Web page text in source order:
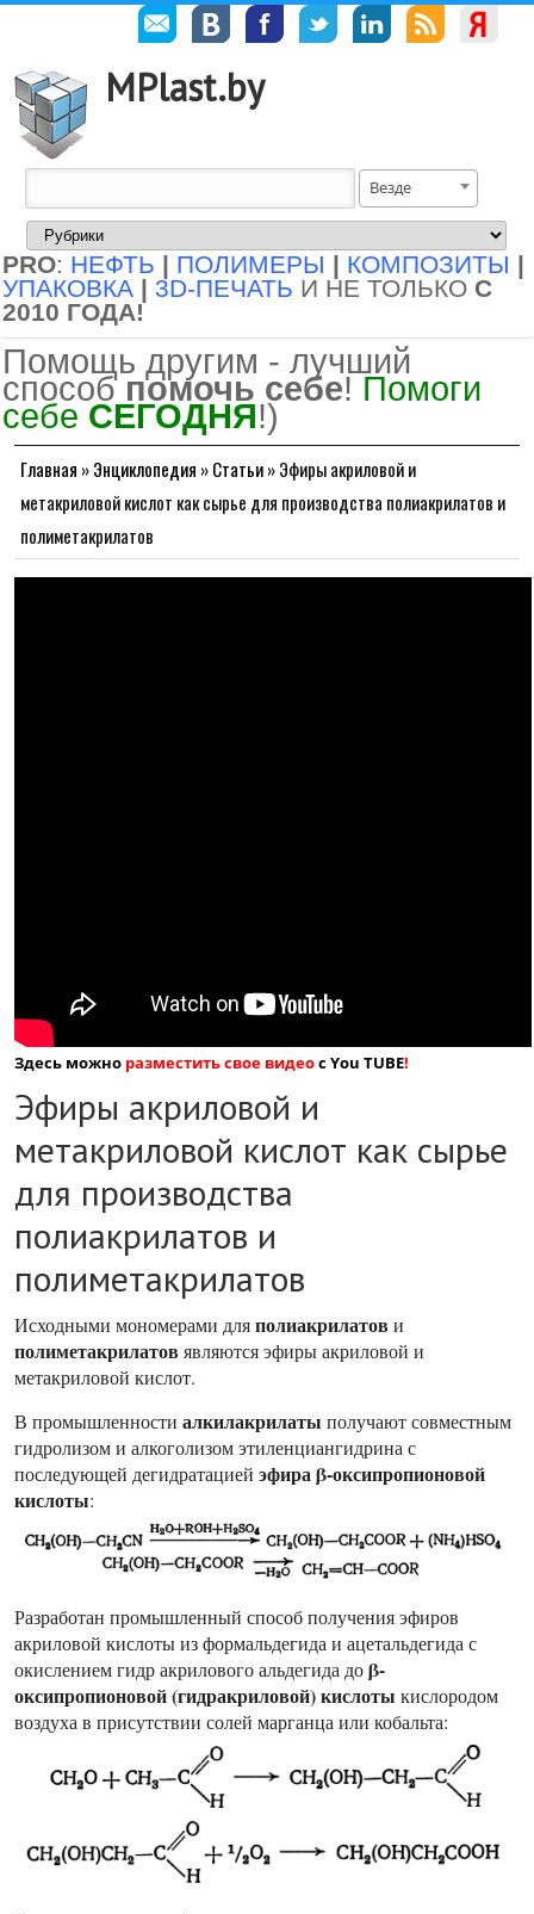
MPlast.by
Везде
PRO: НЕФТЬ | ПОЛИМЕРЫ | КОМПОЗИТЫ |
УПАКОВКА | 3D-ПЕЧАТЬ И НЕ ТОЛЬКО С
2010 ГОДА!
Помощь другим - лучший
способ помочь себе! Помоги
себе СЕГОДНЯ!)
Главная »Энциклопедия »Статьи»Эфиры акриловой и
метакриловой кислот как сырье для производства полиакрилатов и
полиметакрилатов
Здесь можно разместить свое видеос You TUBE!
Эфиры акриловой и
метакриловой кислот как сырье
для производства
полиакрилатов и
полиметакрилатов
Исходными мономерами дляполиакрилатов и
полиметакрилатов являются эфиры акриловой и
метакриловой кислот.
В промышленности алкилакрилаты получают совместным
гидролизом и алкоголизом этиленциангидрина с
последующей дегидратацией эфира β-оксипропионовой
кислоты:
Разработан промышленный способ получения эфиров
акриловой кислоты из формальдегида и ацетальдегида с
окислением гидр акрилового альдегида доβ-
оксипропионовой (гидракриловой) кислоты кислородом
воздуха в присутствии солей марганца или кобальта: